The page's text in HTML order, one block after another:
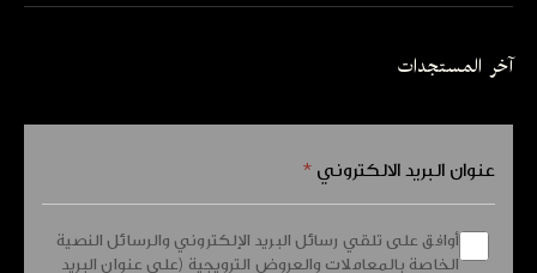
آخر المستجدات
عنوان البريد الالكتروني *
أوافق على تلقي رسائل البريد الإلكتروني والرسائل النصية
الخاصة بالمعاملات والعروض الترويجية (على عنوان البريد